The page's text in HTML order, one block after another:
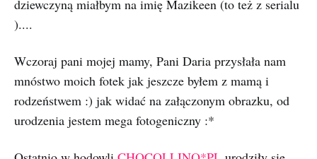
dziewczyną miałbym na imię Mazikeen (to też z serialu
)....
Wczoraj pani mojej mamy, Pani Daria przysłała nam
mnóstwo moich fotek jak jeszcze byłem z mamą i
rodzeństwem :) jak widać na załączonym obrazku, od
urodzenia jestem mega fotogeniczny :*